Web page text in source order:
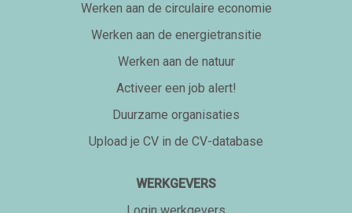
Werken aan de circulaire economie
Werken aan de energietransitie
Werken aan de natuur
Activeer een job alert!
Duurzame organisaties
Upload je CV in de CV-database
WERKGEVERS